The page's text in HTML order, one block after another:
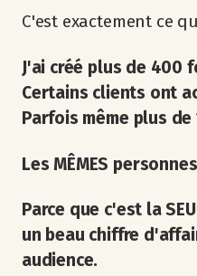
C'est exactement ce
J'ai créé plus de 400
Certains clients ont
Parfois même plus de
Les MÊMES
Parce que c'est la
un beau chiffre
audience.